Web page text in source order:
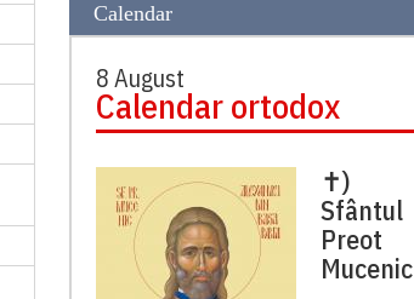
Calendar
8 August
Calendar ortodox
✝)
Sfântul
Preot
Mucenic